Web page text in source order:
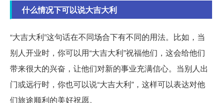
什么情况下可以说大吉大利
“大吉大利”这句话在不同场合下有不同的用法。比如，当
别人开业时，你可以用“大吉大利”祝福他们，这会给他们
带来很大的兴奋，让他们对新的事业充满信心。当别人出
门或远行时，你也可以说“大吉大利”，这样可以表达对他
们旅途顺利的美好祝愿。